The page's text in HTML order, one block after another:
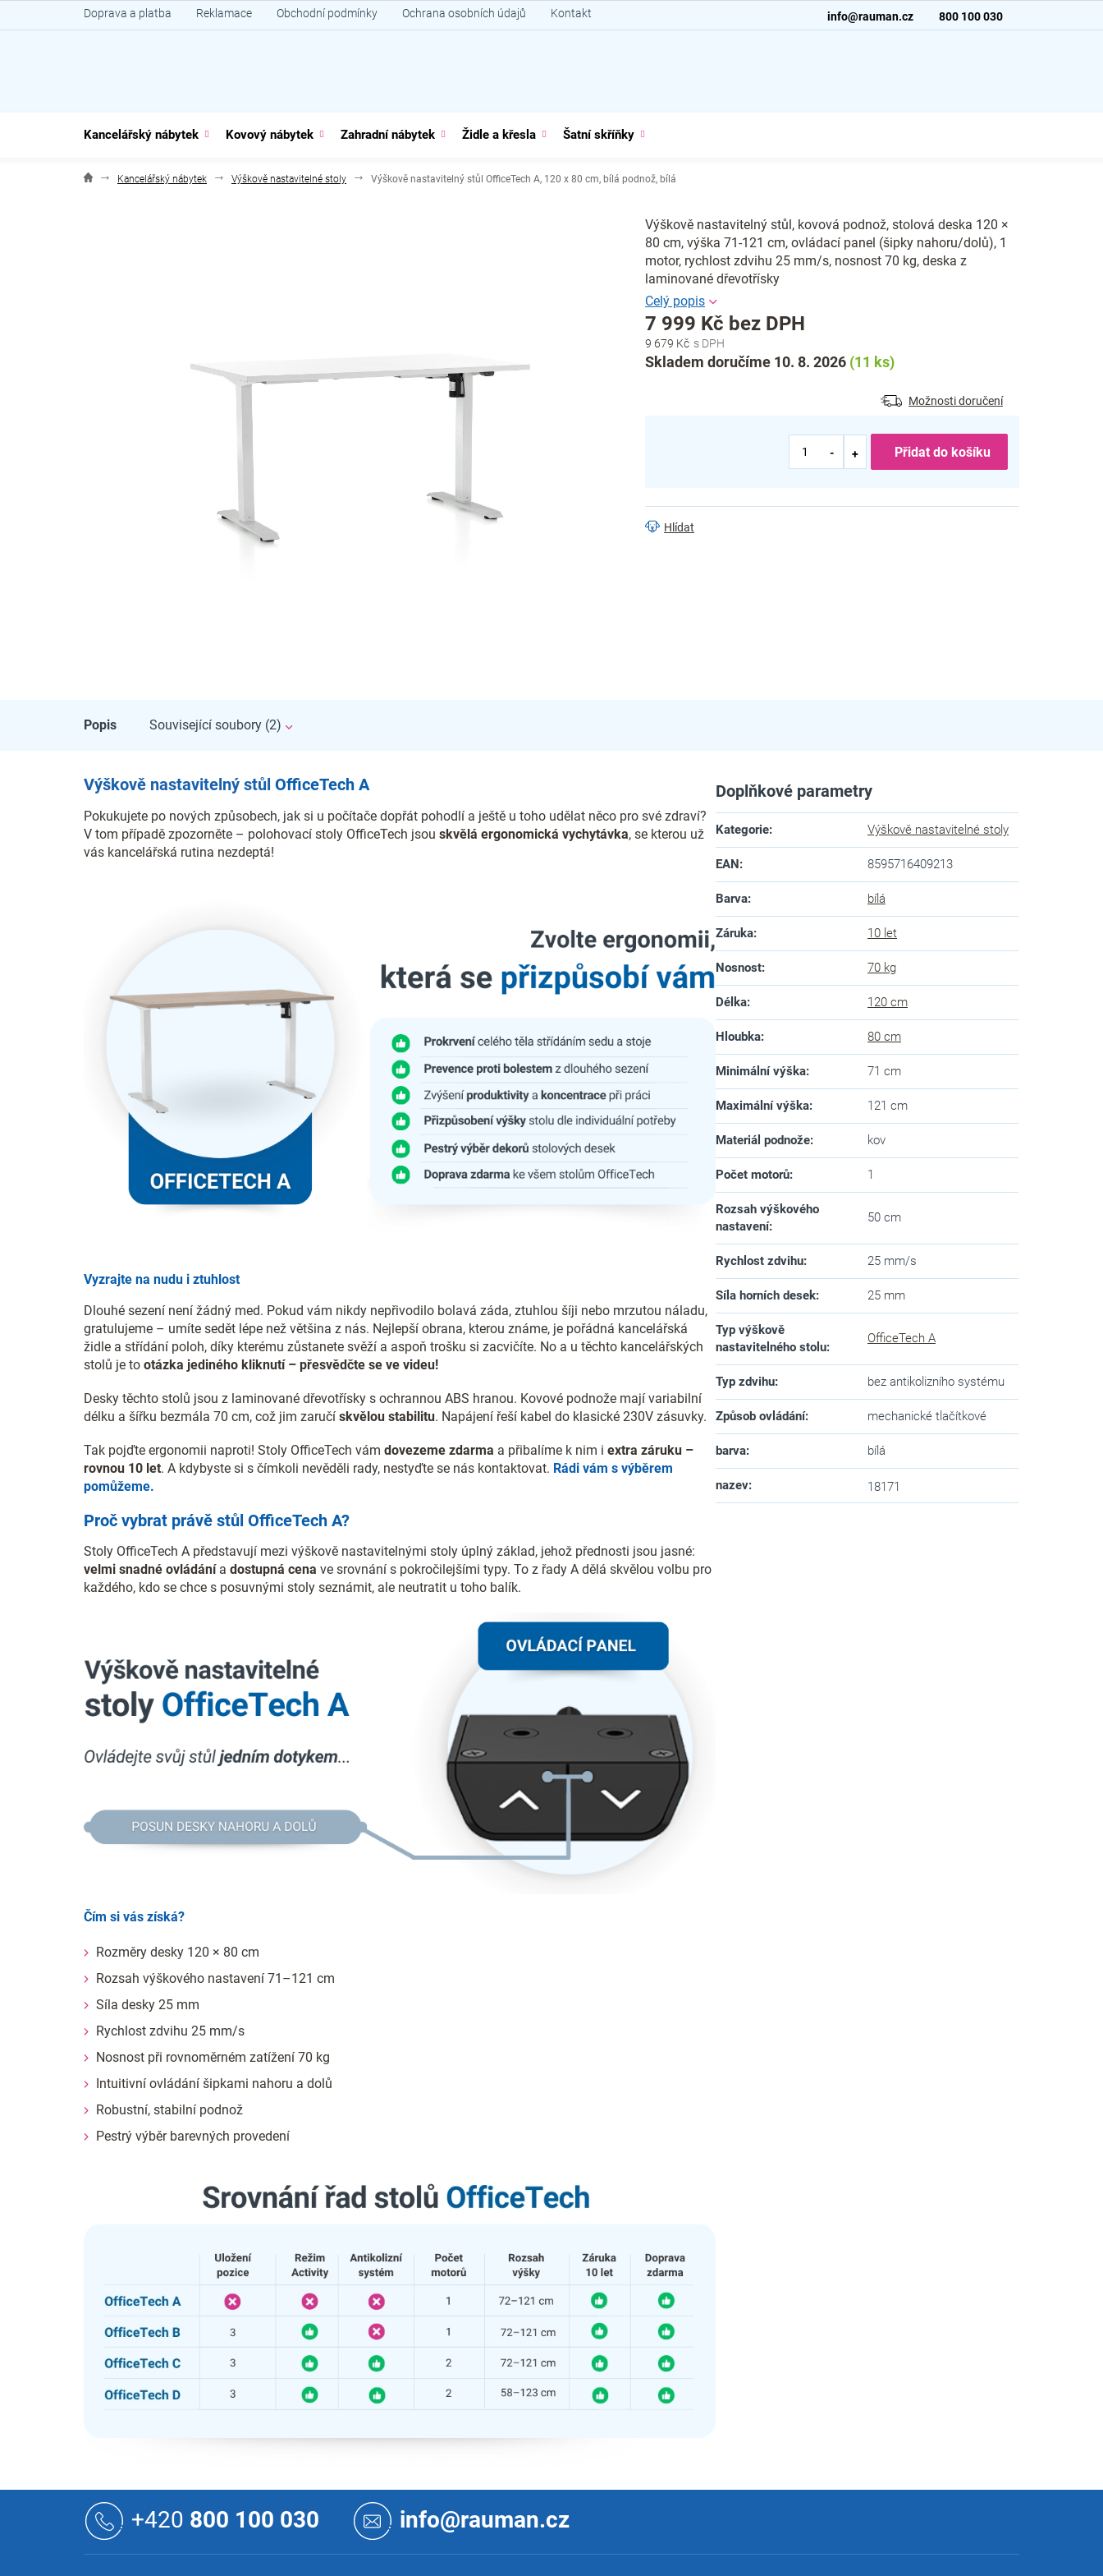
na
800 100 030
info@rauman.cz
Doprava a platba Reklamace Obchodní podmínky Ochrana osobních údajů Kontakt
Kancelářský nábytek Kovový nábytek Zahradní nábytek Židle a křesla Šatní skříňky
Kancelářský nábytek Výškově nastavitelné stoly Výškově nastavitelný stůl OfficeTech A, 120 x 80 cm, bílá podnož, bílá
9 679 Kč
7 999 Kč bez DPH
Měrná
cena:
Skladem doručíme 10. 8. 2026 (11 ks)
Možnosti doručení
Přidat do košíku
Výškově nastavitelný stůl, kovová podnož, stolová deska 120 ×
80 cm, výška 71-121 cm, ovládací panel (šipky nahoru/dolů), 1
motor, rychlost zdvihu 25 mm/s, nosnost 70 kg, deska z
laminované dřevotřísky
Hlídat
Popis Související soubory (2)
Výškově nastavitelný stůl OfficeTech A
Pokukujete po nových způsobech, jak si u počítače dopřát pohodlí a ještě u toho udělat něco pro své zdraví?
V tom případě zpozorněte – polohovací stoly OfficeTech jsou skvělá ergonomická vychytávka, se kterou už
vás kancelářská rutina nezdeptá!
Vyzrajte na nudu i ztuhlost
Dlouhé sezení není žádný med. Pokud vám nikdy nepřivodilo bolavá záda, ztuhlou šíji nebo mrzutou náladu,
gratulujeme – umíte sedět lépe než většina z nás. Nejlepší obrana, kterou známe, je pořádná kancelářská
židle a střídání poloh, díky kterému zůstanete svěží a aspoň trošku si zacvičíte. No a u těchto kancelářských
stolů je to otázka jediného kliknutí – přesvědčte se ve videu!
Desky těchto stolů jsou z laminované dřevotřísky s ochrannou ABS hranou. Kovové podnože mají variabilní
délku a šířku bezmála 70 cm, což jim zaručí skvělou stabilitu. Napájení řeší kabel do klasické 230V zásuvky.
Tak pojďte ergonomii naproti! Stoly OfficeTech vám dovezeme zdarma a přibalíme k nim i extra záruku –
rovnou 10 let. A kdybyste si s čímkoli nevěděli rady, nestyďte se nás kontaktovat. Rádi vám s výběrem
pomůžeme.
Proč vybrat právě stůl OfficeTech A?
Stoly OfficeTech A představují mezi výškově nastavitelnými stoly úplný základ, jehož přednosti jsou jasné:
velmi snadné ovládánía dostupná cena ve srovnání s pokročilejšími typy. To z řady A dělá skvělou volbu pro
každého, kdo se chce s posuvnými stoly seznámit, ale neutratit u toho balík.
Čím si vás získá?
Rozměry desky 120 × 80 cm
Rozsah výškového nastavení 71–121 cm
Síla desky 25 mm
Rychlost zdvihu 25 mm/s
Nosnost při rovnoměrném zatížení 70 kg
Intuitivní ovládání šipkami nahoru a dolů
Robustní, stabilní podnož
Pestrý výběr barevných provedení
Doplňkové parametry
Kategorie: Výškově nastavitelné stoly
EAN: 8595716409213
Barva: bílá
Záruka: 10 let
Nosnost: 70 kg
Délka: 120 cm
Hloubka: 80 cm
Minimální výška: 71 cm
Maximální výška: 121 cm
Materiál podnože: kov
Počet motorů: 1
Rozsah výškového
nastavení:
50 cm
Rychlost zdvihu: 25 mm/s
Síla horních desek: 25 mm
Typ výškově
nastavitelného stolu:
OfficeTech A
Typ zdvihu: bez antikolizního systému
Způsob ovládání: mechanické tlačítkové
barva: bílá
nazev: 18171
+420 800 100 030 info@rauman.cz